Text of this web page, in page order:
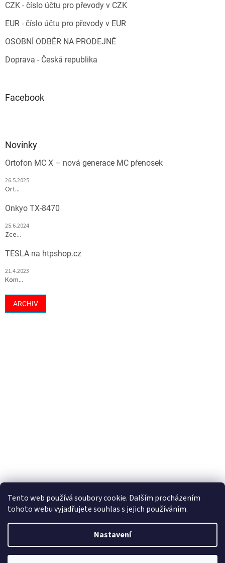
Tento web používá soubory cookie. Dalším procházením
tohoto webu vyjadřujete souhlas s jejich používáním.
Nastavení
CZK - číslo účtu pro převody v CZK
EUR - číslo účtu pro převody v EUR
OSOBNÍ ODBĚR NA PRODEJNĚ
Doprava - Česká republika
Facebook
Novinky
Ortofon MC X – nová generace MC přenosek
26.5.2025
Ort...
Onkyo TX-8470
25.6.2024
Zce...
TESLA na htpshop.cz
21.4.2023
Kom...
ARCHIV
Copyright 2026Horizon Trading Prague sro. Všechna práva